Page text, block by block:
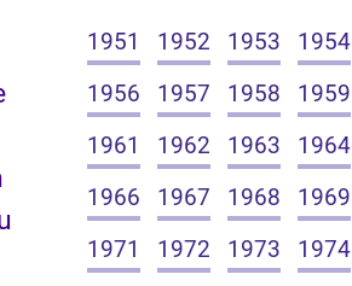
1951 1952 1953 1954
1956
1957 1958 1959
1961
1962 1963 1964
1966
1967 1968 1969
1971
1972 1973 1974